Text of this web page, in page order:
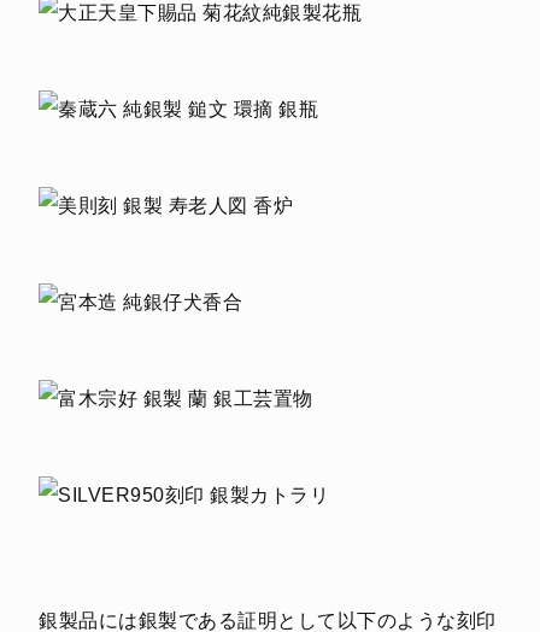
銀製品には銀製である証明として以下のような刻印